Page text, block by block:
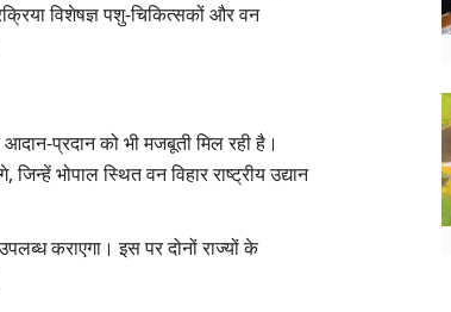
विशेषज्ञ पशु-चिकित्सकों और वन
प्रदान को भी मजबूती मिल रही है।
भोपाल स्थित वन विहार राष्ट्रीय उद्यान
कराएगा। इस पर दोनों राज्यों के